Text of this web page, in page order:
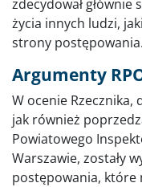
zdecydował
życia innych ludzi,
strony postępowania.
Argumenty
W ocenie Rzecznika,
jak również
Powiatowego
Warszawie, zostały
postępowania, które